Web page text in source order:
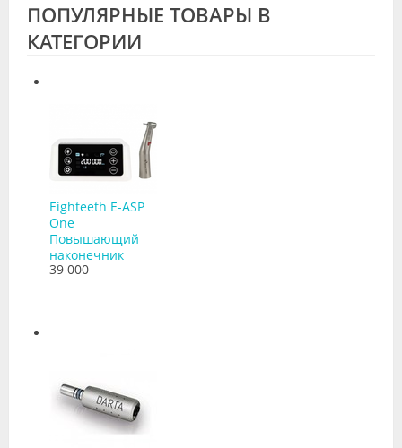
ПОПУЛЯРНЫЕ ТОВАРЫ В
КАТЕГОРИИ
Eighteeth E-ASP
One
Повышающий
наконечник
39 000